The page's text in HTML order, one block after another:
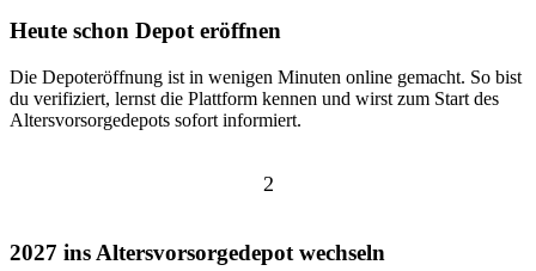
Heute schon Depot eröffnen
Die Depoteröffnung ist in wenigen Minuten online gemacht. So bist
du verifiziert, lernst die Plattform kennen und wirst zum Start des
Altersvorsorgedepots sofort informiert.
2
2027 ins Altersvorsorgedepot wechseln